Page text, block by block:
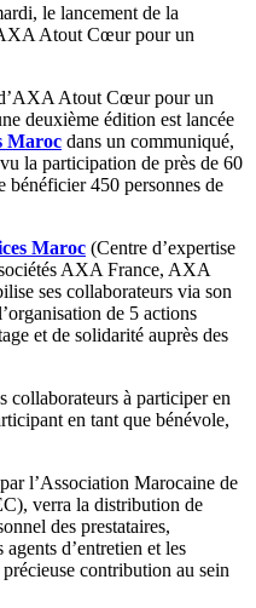
le lancement de la
Atout Cœur pour un
Atout Cœur pour un
deuxième édition est lancée
Maroc dans un communiqué,
la participation de près de 60
bénéficier 450 personnes de
Maroc (Centre d’expertise
AXA France, AXA
ses collaborateurs via son
de 5 actions
et de solidarité auprès des
collaborateurs à participer en
en tant que bénévole,
l’Association Marocaine de
verra la distribution de
des prestataires,
d’entretien et les
contribution au sein